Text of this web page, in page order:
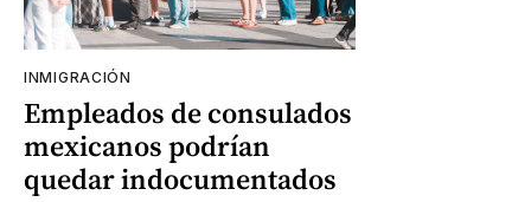
INMIGRACIÓN
Empleados de consulados
mexicanos podrían
quedar indocumentados